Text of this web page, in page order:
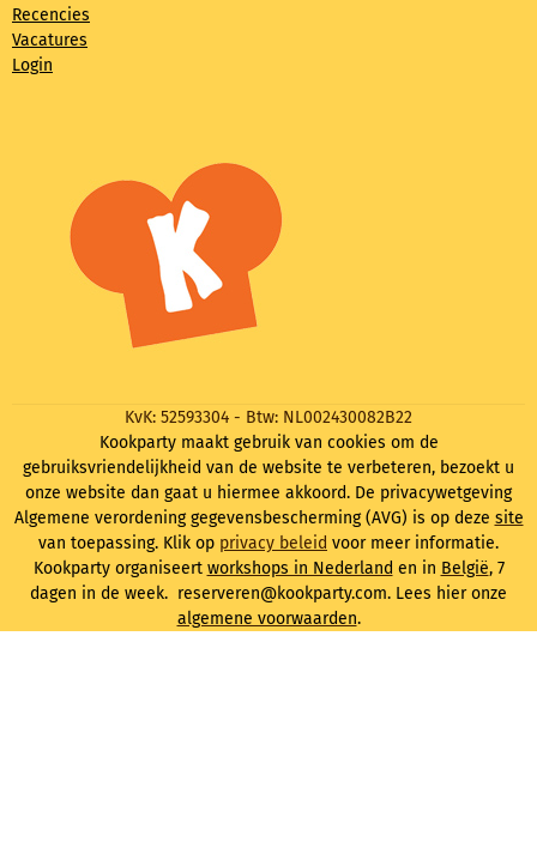
Recencies
Vacatures
Login
KvK: 52593304 - Btw: NL002430082B22
Kookparty maakt gebruik van cookies om de
gebruiksvriendelijkheid van de website te verbeteren, bezoekt u
onze website dan gaat u hiermee akkoord. De privacywetgeving
Algemene verordening gegevensbescherming (AVG) is op deze site
van toepassing. Klik op privacy beleid voor meer informatie.
Kookparty organiseert workshops in Nederland en in België, 7
dagen in de week. reserveren@kookparty.com. Lees hier onze
algemene voorwaarden.